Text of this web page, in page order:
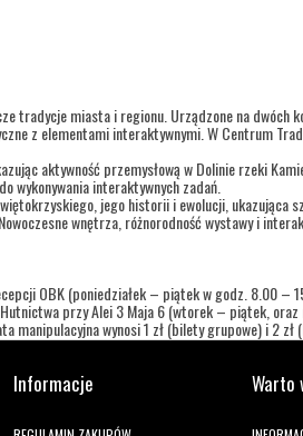
miasta i regionu. Urządzone na dwóch
z elementami interaktywnymi. W Centrum
aktywność przemysłową w Dolinie rzeki
wykonywania interaktywnych zadań.
jego historii i ewolucji, ukazująca
wnętrza, różnorodność wystawy i
OBK (poniedziałek – piątek w godz. 8.00
przy Alei 3 Maja 6 (wtorek – piątek,
wynosi 1 zł (bilety grupowe) i 2 zł
Informacje Warto